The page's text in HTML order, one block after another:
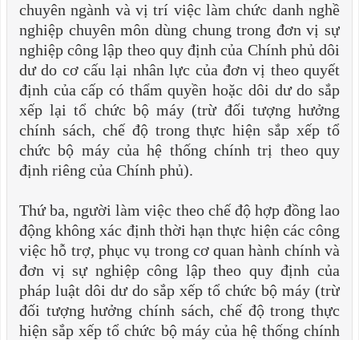
chuyên ngành và vị trí việc làm chức danh nghề
nghiệp chuyên môn dùng chung trong đơn vị sự
nghiệp công lập theo quy định của Chính phủ dôi
dư do cơ cấu lại nhân lực của đơn vị theo quyết
định của cấp có thẩm quyền hoặc dôi dư do sắp
xếp lại tổ chức bộ máy (trừ đối tượng hưởng
chính sách, chế độ trong thực hiện sắp xếp tổ
chức bộ máy của hệ thống chính trị theo quy
định riêng của Chính phủ).
Thứ ba, người làm việc theo chế độ hợp đồng lao
động không xác định thời hạn thực hiện các công
việc hỗ trợ, phục vụ trong cơ quan hành chính và
đơn vị sự nghiệp công lập theo quy định của
pháp luật dôi dư do sắp xếp tổ chức bộ máy (trừ
đối tượng hưởng chính sách, chế độ trong thực
hiện sắp xếp tổ chức bộ máy của hệ thống chính